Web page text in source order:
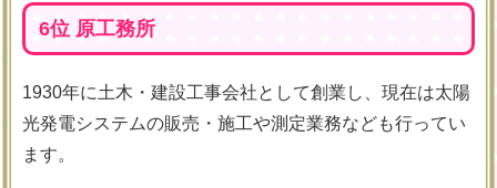
6位 原工務所
1930年に土木・建設工事会社として創業し、現在は太陽
光発電システムの販売・施工や測定業務なども行ってい
ます。